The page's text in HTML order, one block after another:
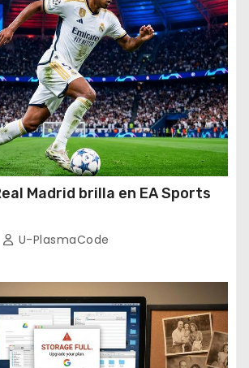
Madrid brilla en EA Sports
U-PlasmaCode